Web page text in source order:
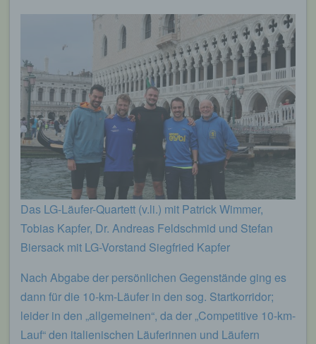
Das LG-Läufer-Quartett (v.li.) mit Patrick Wimmer,
Tobias Kapfer, Dr. Andreas Feldschmid und Stefan
Biersack mit LG-Vorstand Siegfried Kapfer
Nach Abgabe der persönlichen Gegenstände ging es
dann für die 10-km-Läufer in den sog. Startkorridor;
leider in den „allgemeinen“, da der „Competitive 10-km-
Lauf“ den italienischen Läuferinnen und Läufern